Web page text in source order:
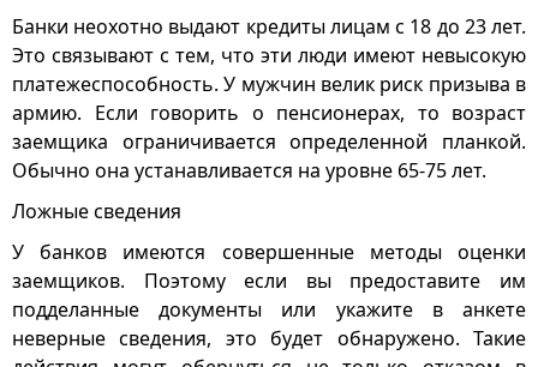
Банки неохотно выдают кредиты лицам с 18 до 23 лет.
Это связывают с тем, что эти люди имеют невысокую
платежеспособность. У мужчин велик риск призыва в
армию. Если говорить о пенсионерах, то возраст
заемщика ограничивается определенной планкой.
Обычно она устанавливается на уровне 65-75 лет.
Ложные сведения
У банков имеются совершенные методы оценки
заемщиков. Поэтому если вы предоставите им
подделанные документы или укажите в анкете
неверные сведения, это будет обнаружено. Такие